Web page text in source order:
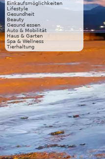
Einkaufsmöglichkeiten
Lifestyle
Gesundheit
Beauty
Gesund essen
Auto & Mobilität
Haus & Garten
Spa & Wellness
Tierhaltung